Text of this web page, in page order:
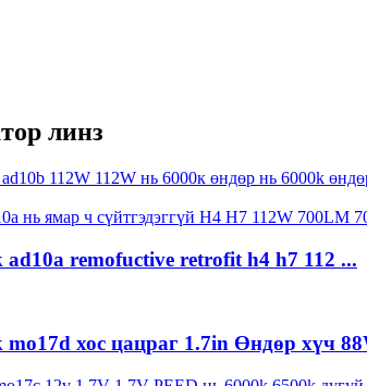
линз
remofuctive retrofit h4 h7 112 ...
хос цацраг 1.7in Өндөр хүч